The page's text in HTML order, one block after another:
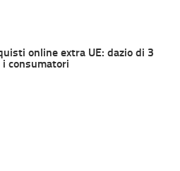
online extra UE: dazio di 3
i consumatori